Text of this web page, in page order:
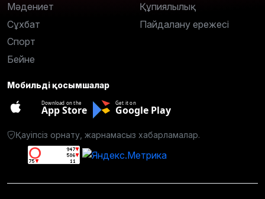
Мәдениет
Сұхбат
Спорт
Бейне
Құпиялылық
Пайдалану ережесі
Мобильді қосымшалар
Download on the
App Store
Get it on
Google Play
Қауіпсіз орнату, жарнамасыз хабарламалар.